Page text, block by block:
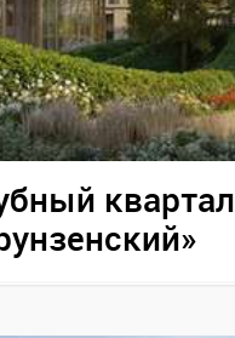
квартал